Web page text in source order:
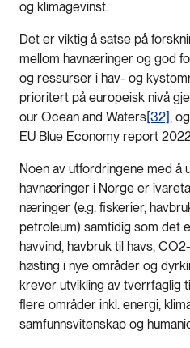
og klimagevinst.
Det er viktig å satse på
mellom havnæringer og god
og ressurser i hav- og
prioritert på europeisk nivå
our Ocean and Waters[32],
EU Blue Economy report
Noen av utfordringene med
havnæringer i Norge er
næringer (e.g. fiskerier,
petroleum) samtidig som det
havvind, havbruk til havs,
høsting i nye områder og
krever utvikling av tverrfaglig
flere områder inkl. energi,
samfunnsvitenskap og